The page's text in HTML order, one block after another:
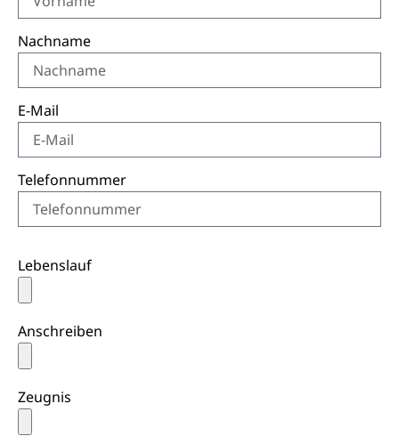
Nachname
E-Mail
Telefonnummer
Lebenslauf
Anschreiben
Zeugnis